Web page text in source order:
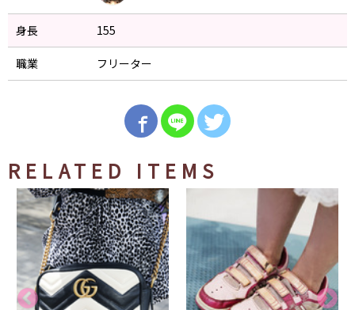
身長 155
職業 フリーター
RELATED ITEMS